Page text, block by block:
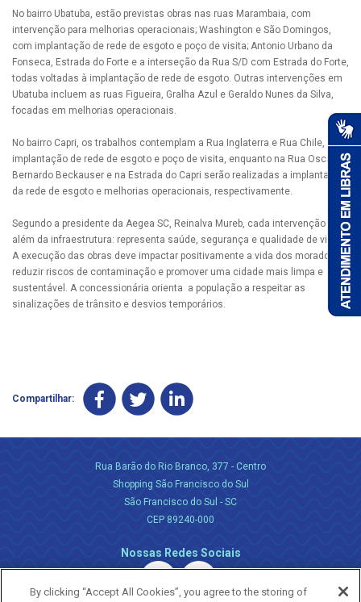
No bairro Ubatuba, estão previstas obras nas ruas Marambaia, com
intervenção para melhorias operacionais; Washington e São Domingos,
com implantação de rede de esgoto e poço de visita; Antonio Urbano da
Fonseca, Estrada do Forte e a interseção da Rua S/D com Estrada do Forte,
todas voltadas à implantação de rede de esgoto. Outras intervenções em
Ubatuba incluem as ruas Figueira, Gralha Azul e Geraldo Nunes da Silva,
focadas em melhorias operacionais.
No bairro Capri, os trabalhos contemplam a Rua Inglaterra e Rua Chile, com
implantação de rede de esgoto e poço de visita, enquanto na Rua Oscar
Bernardo Beckauser e na Estrada do Capri serão realizadas a implantação
da rede de esgoto e melhorias operacionais, respectivamente.
Segundo a presidente da Aegea SC, Reinalva Mureb, cada intervenção vai
além da infraestrutura: representa saúde, segurança e qualidade de vida.
A execução das obras deve impactar positivamente a vida dos moradores,
reduzir riscos de contaminação e promover uma cidade mais limpa e
sustentável. A concessionária orienta a população a respeitar as
sinalizações de trânsito e desvios temporários.
Compartilhar:
Rua Barão do Rio Branco, 377 - Centro
Shopping São Francisco do Sul
São Francisco do Sul - SC
CEP 89240-000
Nossas Redes Sociais
By clicking “Accept All Cookies”, you agree to the storing of